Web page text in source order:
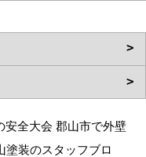
安全大会 郡山市で外壁
塗装のスタッフブロ